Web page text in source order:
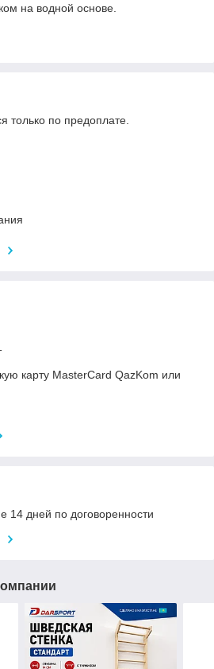
на водной основе.
только по предоплате.
карту MasterCard QazKom или
14 дней по договоренности